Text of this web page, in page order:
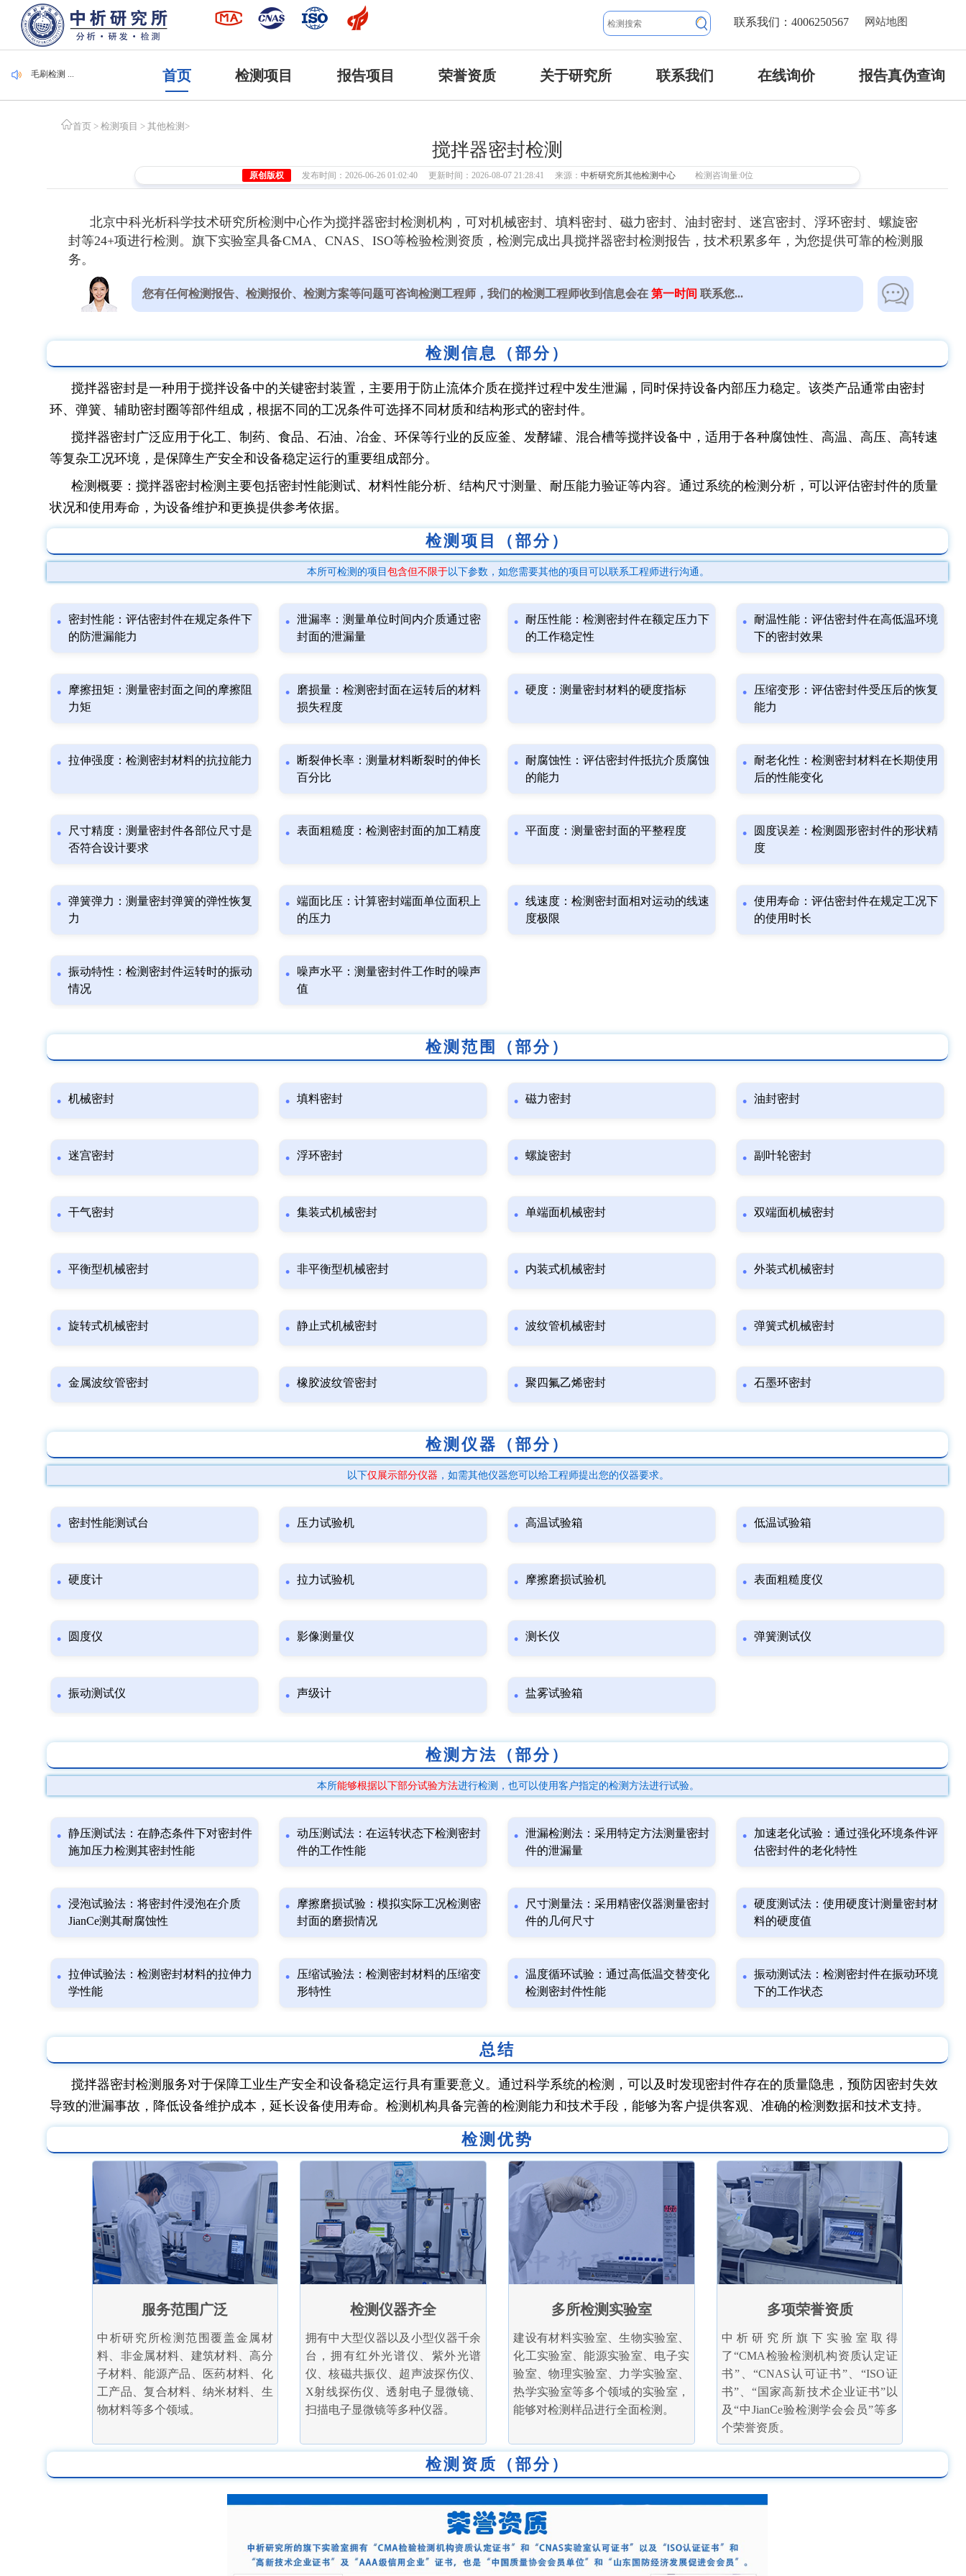
网站地图
联系我们：4006250567
毛刷检测 ...
集装袋检测 ...
潜水服检测 ...
腐植酸检测 ...
集装袋检测 ...
首页 检测项目 报告项目 荣誉资质 关于研究所 联系我们 在线询价 报告真伪查询
首页 > 检测项目 > 其他检测 >
搅拌器密封检测
原创版权 发布时间：2026-06-26 01:02:40 更新时间：2026-08-07 21:28:41 来源： 中析研究所其他检测中心 检测咨询量:0位
北京中科光析科学技术研究所检测中心作为搅拌器密封检测机构，可对机械密封、填料密封、磁力密封、油封密封、迷宫密封、浮环密封、螺旋密
封等24+项进行检测。旗下实验室具备CMA、CNAS、ISO等检验检测资质，检测完成出具搅拌器密封检测报告，技术积累多年，为您提供可靠的检测服
务。
您有任何检测报告、检测报价、检测方案等问题可咨询检测工程师，我们的检测工程师收到信息会在第一时间 联系您...
检测信息（部分）
搅拌器密封是一种用于搅拌设备中的关键密封装置，主要用于防止流体介质在搅拌过程中发生泄漏，同时保持设备内部压力稳定。该类产品通常由密封
环、弹簧、辅助密封圈等部件组成，根据不同的工况条件可选择不同材质和结构形式的密封件。
搅拌器密封广泛应用于化工、制药、食品、石油、冶金、环保等行业的反应釜、发酵罐、混合槽等搅拌设备中，适用于各种腐蚀性、高温、高压、高转速
等复杂工况环境，是保障生产安全和设备稳定运行的重要组成部分。
检测概要：搅拌器密封检测主要包括密封性能测试、材料性能分析、结构尺寸测量、耐压能力验证等内容。通过系统的检测分析，可以评估密封件的质量
状况和使用寿命，为设备维护和更换提供参考依据。
检测项目（部分）
本所可检测的项目 包含但不限于以下参数，如您需要其他的项目可以联系工程师进行沟通。
密封性能：评估密封件在规定条件下
的防泄漏能力
泄漏率：测量单位时间内介质通过密
封面的泄漏量
耐压性能：检测密封件在额定压力下
的工作稳定性
耐温性能：评估密封件在高低温环境
下的密封效果
摩擦扭矩：测量密封面之间的摩擦阻
力矩
磨损量：检测密封面在运转后的材料
损失程度
硬度：测量密封材料的硬度指标
压缩变形：评估密封件受压后的恢复
能力
拉伸强度：检测密封材料的抗拉能力
断裂伸长率：测量材料断裂时的伸长
百分比
耐腐蚀性：评估密封件抵抗介质腐蚀
的能力
耐老化性：检测密封材料在长期使用
后的性能变化
尺寸精度：测量密封件各部位尺寸是
否符合设计要求
表面粗糙度：检测密封面的加工精度 平面度：测量密封面的平整程度
圆度误差：检测圆形密封件的形状精
度
弹簧弹力：测量密封弹簧的弹性恢复
力
端面比压：计算密封端面单位面积上
的压力
线速度：检测密封面相对运动的线速
度极限
使用寿命：评估密封件在规定工况下
的使用时长
振动特性：检测密封件运转时的振动
情况
噪声水平：测量密封件工作时的噪声
值
检测范围（部分）
机械密封 填料密封 磁力密封 油封密封
迷宫密封 浮环密封 螺旋密封 副叶轮密封
干气密封 集装式机械密封 单端面机械密封 双端面机械密封
平衡型机械密封 非平衡型机械密封 内装式机械密封 外装式机械密封
旋转式机械密封 静止式机械密封 波纹管机械密封 弹簧式机械密封
金属波纹管密封 橡胶波纹管密封 聚四氟乙烯密封 石墨环密封
检测仪器（部分）
以下仅展示部分仪器 ，如需其他仪器您可以给工程师提出您的仪器要求。
密封性能测试台 压力试验机 高温试验箱 低温试验箱
硬度计 拉力试验机 摩擦磨损试验机 表面粗糙度仪
圆度仪 影像测量仪 测长仪 弹簧测试仪
振动测试仪 声级计 盐雾试验箱
检测方法（部分）
本所能够根据以下部分试验方法进行检测，也可以使用客户指定的检测方法进行试验。
静压测试法：在静态条件下对密封件
施加压力检测其密封性能
动压测试法：在运转状态下检测密封
件的工作性能
泄漏检测法：采用特定方法测量密封
件的泄漏量
加速老化试验：通过强化环境条件评
估密封件的老化特性
浸泡试验法：将密封件浸泡在介质
JianCe测其耐腐蚀性
摩擦磨损试验：模拟实际工况检测密
封面的磨损情况
尺寸测量法：采用精密仪器测量密封
件的几何尺寸
硬度测试法：使用硬度计测量密封材
料的硬度值
拉伸试验法：检测密封材料的拉伸力
学性能
压缩试验法：检测密封材料的压缩变
形特性
温度循环试验：通过高低温交替变化
检测密封件性能
振动测试法：检测密封件在振动环境
下的工作状态
总结
搅拌器密封检测服务对于保障工业生产安全和设备稳定运行具有重要意义。通过科学系统的检测，可以及时发现密封件存在的质量隐患，预防因密封失效
导致的泄漏事故，降低设备维护成本，延长设备使用寿命。检测机构具备完善的检测能力和技术手段，能够为客户提供客观、准确的检测数据和技术支持。
检测优势
服务范围广泛
中析研究所检测范围覆盖金属材
料、非金属材料、建筑材料、高分
子材料、能源产品、医药材料、化
工产品、复合材料、纳米材料、生
物材料等多个领域。
检测仪器齐全
拥有中大型仪器以及小型仪器千余
台，拥有红外光谱仪、紫外光谱
仪、核磁共振仪、超声波探伤仪、
X射线探伤仪、透射电子显微镜、
扫描电子显微镜等多种仪器。
多所检测实验室
建设有材料实验室、生物实验室、
化工实验室、能源实验室、电子实
验室、物理实验室、力学实验室、
热学实验室等多个领域的实验室，
能够对检测样品进行全面检测。
多项荣誉资质
中析研究所旗下实验室取得
了“CMA检验检测机构资质认定证
书”、“CNAS认可证书”、“ISO证
书”、“国家高新技术企业证书”以
及“中JianCe验检测学会会员”等多
个荣誉资质。
检测资质（部分）